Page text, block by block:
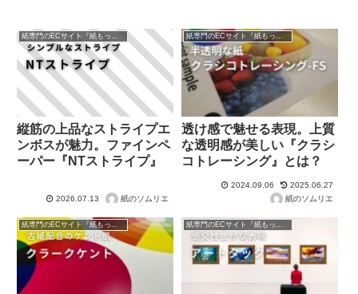
紙専門のECサイト『紙もっと！』の商品紹介！
縦筋の上品なストライプエ
ンボスが魅力。ファインペ
ーパー『NTストライプ』
2026.07.13 紙のソムリエ
紙専門のECサイト『紙もっと！』の商品紹介！
透け感で魅せる表現。上質
な透明感が美しい『クラシ
コトレーシング』とは？
2024.09.06
2025.06.27
紙のソムリエ
紙専門のECサイト『紙もっと！』の商品紹介！ 紙専門のECサイト『紙もっと！』の商品紹介！